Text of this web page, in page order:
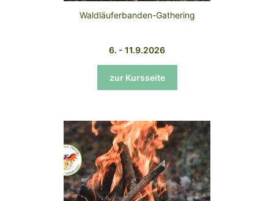
Waldläuferbanden-Gathering
6. - 11.9.2026
zur Kursseite